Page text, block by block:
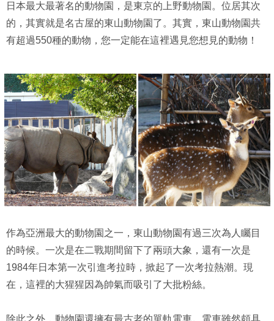
日本最大最著名的動物園，是東京的上野動物園。位居其次
的，其實就是名古屋的東山動物園了。其實，東山動物園共
有超過550種的動物，您一定能在這裡遇見您想見的動物！
作為亞洲最大的動物園之一，東山動物園有過三次為人矚目
的時候。一次是在二戰期間留下了兩頭大象，還有一次是
1984年日本第一次引進考拉時，掀起了一次考拉熱潮。現
在，這裡的大猩猩因為帥氣而吸引了大批粉絲。
除此之外，動物園還擁有最古老的單軌電車。電車雖然頗具